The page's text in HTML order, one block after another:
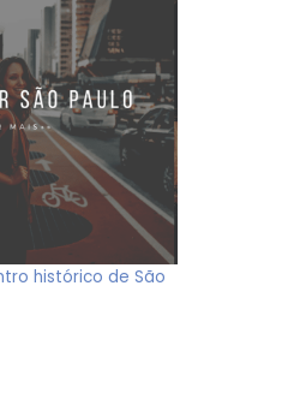
histórico de São